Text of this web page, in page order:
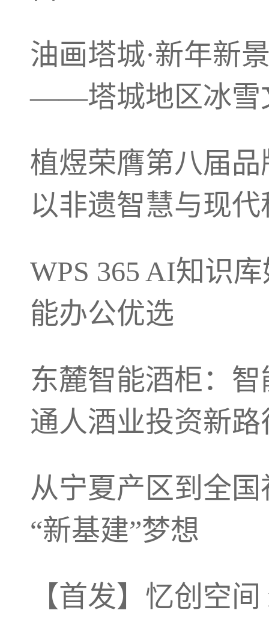
油画塔城·新年新
——塔城地区冰雪
植煜荣膺第八届
以非遗智慧与现
WPS 365 AI知识
能办公优选
东麓智能酒柜：
通人酒业投资新路
从宁夏产区到全
“新基建”梦想
【首发】忆创空